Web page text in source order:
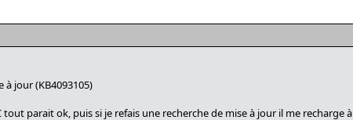
jour (KB4093105)
parait ok, puis si je refais une recherche de mise à jour il me recharge à